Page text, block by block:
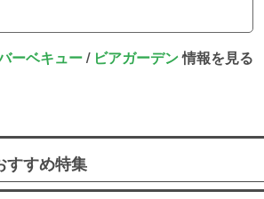
ーベキュー/ ビアガーデン情報を見る
すすめ特集